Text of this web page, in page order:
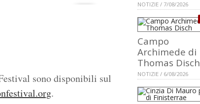
sono disponibili sul
.
NOTIZIE / 7/08/2026
Campo
Archimede di
Thomas Disch
NOTIZIE / 6/08/2026